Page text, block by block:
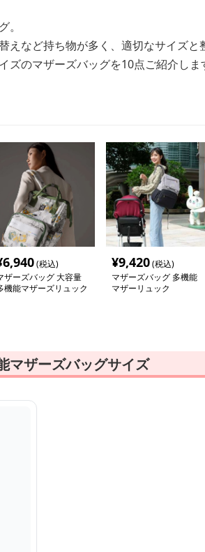
など持ち物が多く、適切なサイズと
のマザーズバッグを10点ご紹介しま
6,940(税込)
ザーズバッグ 大容量
機能マザーズリュック
¥9,420(税込)
マザーズバッグ 多機能
マザーリュック
マザーズバッグサイズ